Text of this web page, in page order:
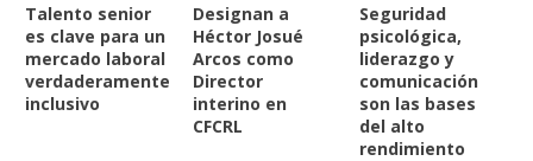
Talento senior
es clave para un
mercado laboral
verdaderamente
inclusivo
Designan a
Héctor Josué
Arcos como
Director
interino en
CFCRL
Seguridad
psicológica,
liderazgo y
comunicación
son las bases
del alto
rendimiento